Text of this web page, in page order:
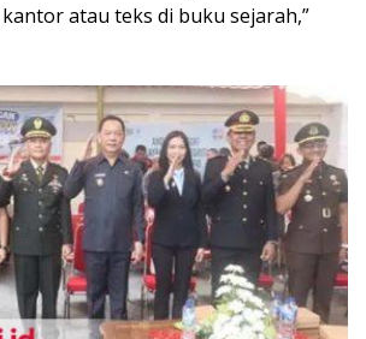
atau teks di buku sejarah,”